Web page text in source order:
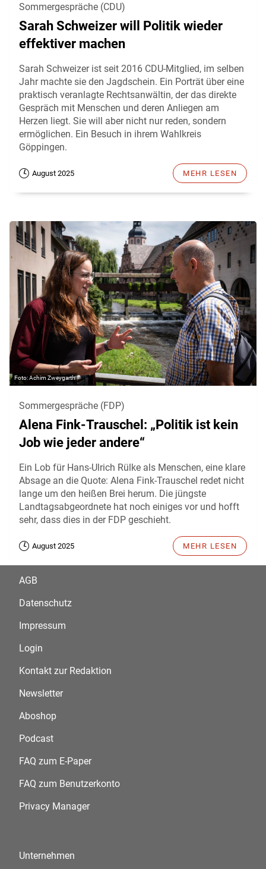
Sommergespräche (CDU)
Sarah Schweizer will Politik wieder
effektiver machen
Sarah Schweizer ist seit 2016 CDU-Mitglied, im selben
Jahr machte sie den Jagdschein. Ein Porträt über eine
praktisch veranlagte Rechtsanwältin, der das direkte
Gespräch mit Menschen und deren Anliegen am
Herzen liegt. Sie will aber nicht nur reden, sondern
ermöglichen. Ein Besuch in ihrem Wahlkreis
Göppingen.
August 2025 MEHR LESEN
Achim Zweygarth
Sommergespräche (FDP)
Alena Fink-Trauschel: „Politik ist kein
Job wie jeder andere“
Ein Lob für Hans-Ulrich Rülke als Menschen, eine klare
Absage an die Quote: Alena Fink-Trauschel redet nicht
lange um den heißen Brei herum. Die jüngste
Landtagsabgeordnete hat noch einiges vor und hofft
sehr, dass dies in der FDP geschieht.
August 2025 MEHR LESEN
AGB
Datenschutz
Impressum
Login
Kontakt zur Redaktion
Newsletter
Aboshop
Podcast
FAQ zum E-Paper
FAQ zum Benutzerkonto
Privacy Manager
Unternehmen